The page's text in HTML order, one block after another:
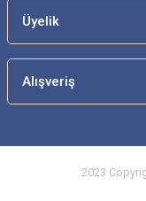
Üyelik
Alışveriş
2023